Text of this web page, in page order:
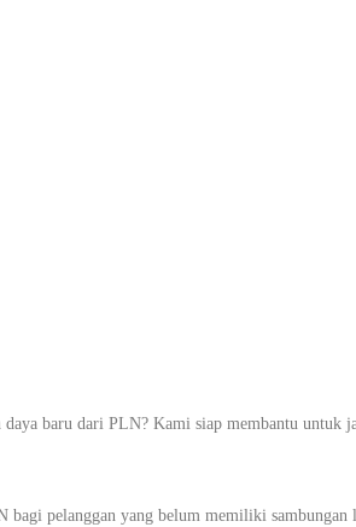
baru dari PLN? Kami siap membantu untuk
pelanggan yang belum memiliki